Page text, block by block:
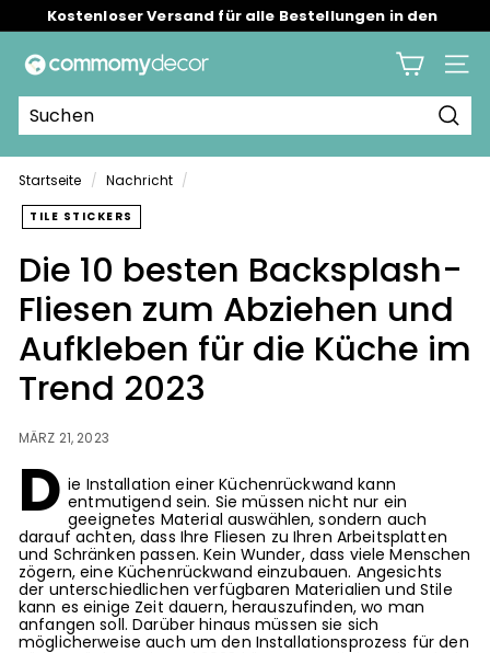
zum
Sommertagsverkauf bis zu 45 % Rabatt
C
o
m
m
o
m
Startseite / Nachricht /
TILE STICKERS
Die 10 besten Backsplash-
Fliesen zum Abziehen und
Aufkleben für die Küche im
Trend 2023
MÄRZ 21, 2023
D ie Installation einer Küchenrückwand kann
entmutigend sein. Sie müssen nicht nur ein
geeignetes Material auswählen, sondern auch
darauf achten, dass Ihre Fliesen zu Ihren Arbeitsplatten
und Schränken passen. Kein Wunder, dass viele Menschen
zögern, eine Küchenrückwand einzubauen. Angesichts
der unterschiedlichen verfügbaren Materialien und Stile
kann es einige Zeit dauern, herauszufinden, wo man
anfangen soll. Darüber hinaus müssen sie sich
möglicherweise auch um den Installationsprozess für den